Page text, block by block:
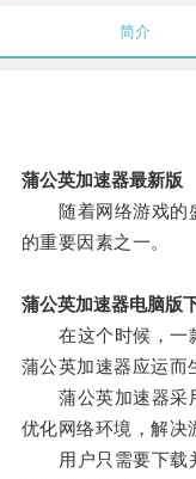
简介
蒲公英加速器最新版
随着网络游戏的盛
的重要因素之一。
蒲公英加速器电脑版
在这个时候，一
蒲公英加速器应运而
蒲公英加速器采用
优化网络环境，解决
用户只需要下载并